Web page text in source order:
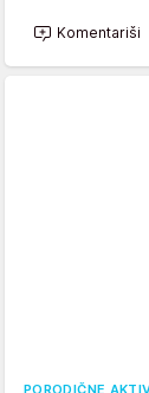
Komentariši
PORODIČNE